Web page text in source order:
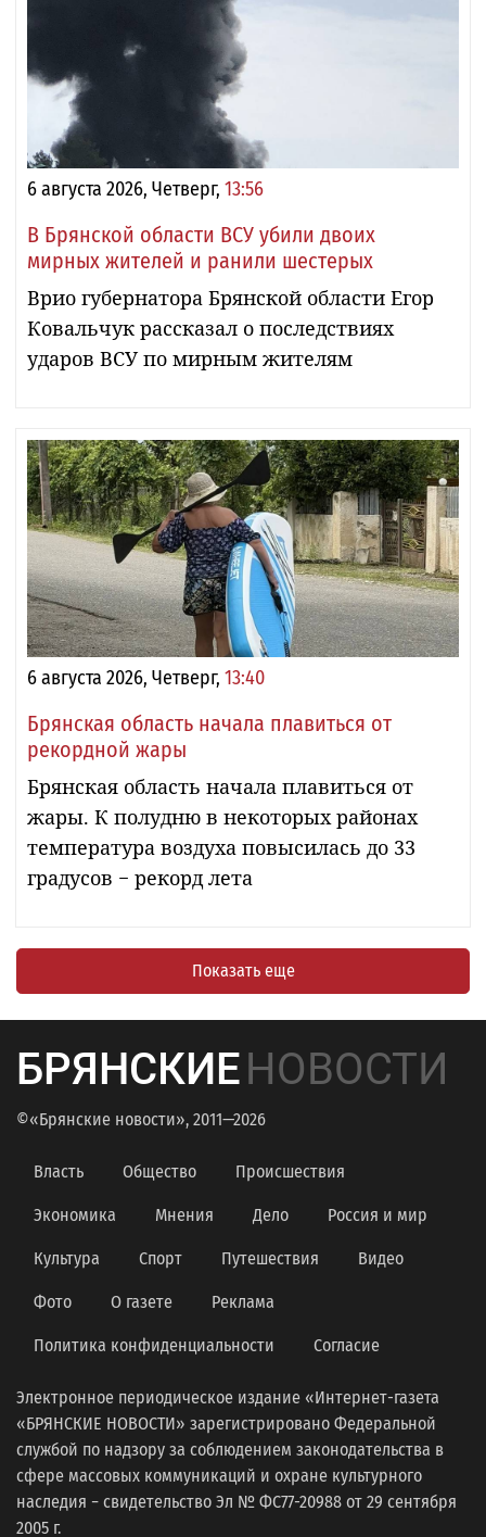
6 августа 2026, Четверг, 13:56
В Брянской области ВСУ убили двоих
мирных жителей и ранили шестерых
Врио губернатора Брянской области Егор
Ковальчук рассказал о последствиях
ударов ВСУ по мирным жителям
6 августа 2026, Четверг, 13:40
Брянская область начала плавиться от
рекордной жары
Брянская область начала плавиться от
жары. К полудню в некоторых районах
температура воздуха повысилась до 33
градусов − рекорд лета
Показать еще
БРЯНСКИЕНОВОСТИ
©«Брянские новости», 2011—2026
Власть Общество Происшествия
Экономика Мнения Дело Россия и мир
Культура Спорт Путешествия Видео
Фото О газете Реклама
Политика конфиденциальности Согласие
Электронное периодическое издание «Интернет-газета
«БРЯНСКИЕ НОВОСТИ» зарегистрировано Федеральной
службой по надзору за соблюдением законодательства в
сфере массовых коммуникаций и охране культурного
наследия − свидетельство Эл № ФС77-20988 от 29 сентября
2005 г.